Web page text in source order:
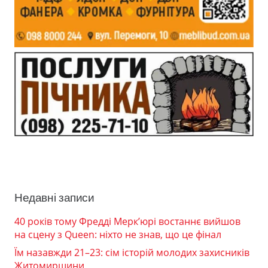
Недавні записи
40 років тому Фредді Мерк’юрі востаннє вийшов
на сцену з Queen: ніхто не знав, що це фінал
Їм назавжди 21–23: сім історій молодих захисників